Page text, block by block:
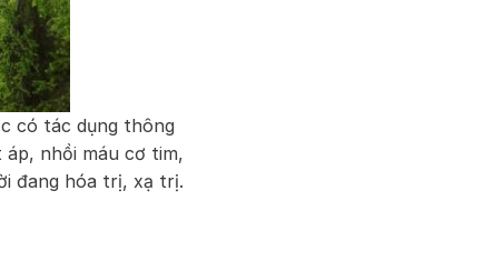
có tác dụng thông
nhồi máu cơ tim,
đang hóa trị, xạ trị.